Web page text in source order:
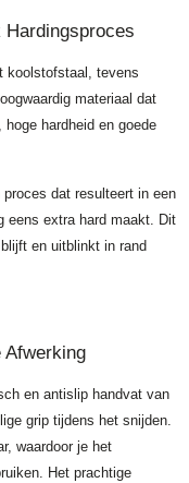
Hardingsproces
koolstofstaal, tevens
materiaal dat
hardheid en goede
dat resulteert in een
eens extra hard maakt. Dit
en uitblinkt in rand
Afwerking
en antislip handvat van
grip tijdens het snijden.
waardoor je het
Het prachtige